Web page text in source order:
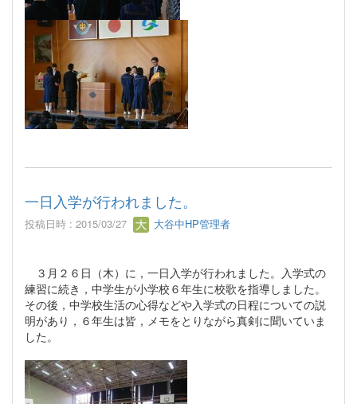
一日入学が行われました。
投稿日時 : 2015/03/27 大谷中HP管理者
３月２６日（木）に，一日入学が行われました。入学式の
練習に続き，中学生が小学校６年生に校歌を指導しました。
その後，中学校生活の心得などや入学式の日程についての説
明があり，６年生は皆，メモをとりながら真剣に聞いていま
した。